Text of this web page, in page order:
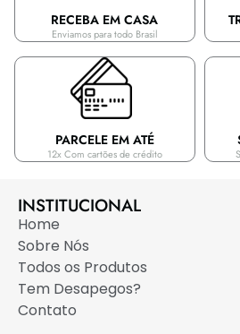
RECEBA EM CASA
Enviamos para todo Brasil
PARCELE EM ATÉ
12x Com cartões de crédito
INSTITUCIONAL
Home
Sobre Nós
Todos os Produtos
Tem Desapegos?
Contato